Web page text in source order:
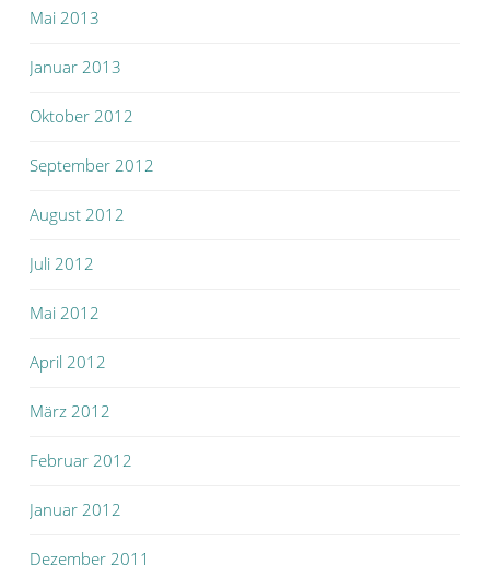
Mai 2013
Januar 2013
Oktober 2012
September 2012
August 2012
Juli 2012
Mai 2012
April 2012
März 2012
Februar 2012
Januar 2012
Dezember 2011